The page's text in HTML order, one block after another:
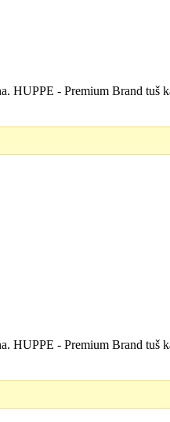
HUPPE - Premium Brand tuš
HUPPE - Premium Brand tuš